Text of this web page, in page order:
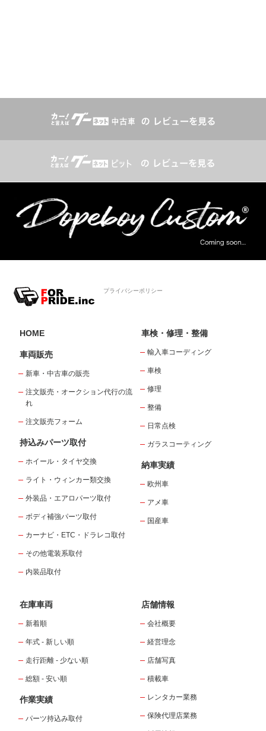
プライバシーポリシー
HOME
車両販売
新車・中古車の販売
注文販売・オークション代行の流
れ
注文販売フォーム
持込みパーツ取付
ホイール・タイヤ交換
ライト・ウィンカー類交換
外装品・エアロパーツ取付
ボディ補強パーツ取付
カーナビ・ETC・ドラレコ取付
その他電装系取付
内装品取付
車検・修理・整備
輸入車コーディング
車検
修理
整備
日常点検
ガラスコーティング
納車実績
欧州車
アメ車
国産車
在庫車両
新着順
年式 - 新しい順
走行距離 - 少ない順
総額 - 安い順
作業実績
パーツ持込み取付
店舗情報
会社概要
経営理念
店舗写真
積載車
レンタカー業務
保険代理店業務